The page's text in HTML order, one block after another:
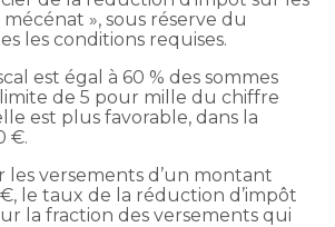
», sous réserve du
les conditions requises.
est égal à 60 % des sommes
limite de 5 pour mille du chiffre
est plus favorable, dans la
€.
versements d’un montant
le taux de la réduction d’impôt
la fraction des versements qui